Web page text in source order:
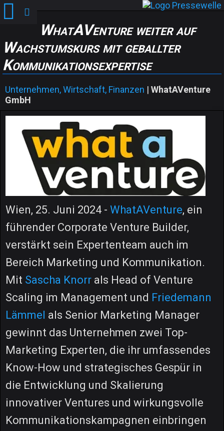
WhatAVenture weiter auf
Wachstumskurs mit geballter
Kommunikationsexpertise
Unternehmen, Wirtschaft, Finanzen | WhatAVenture
GmbH
Wien, 25. Juni 2024 - WhatAVenture, ein
führender Corporate Venture Builder,
verstärkt sein Expertenteam auch im
Bereich Marketing und Kommunikation.
Mit Sascha Knorr als Head of Venture
Scaling im Management und Friedemann
Lämmel als Senior Marketing Manager
gewinnt das Unternehmen zwei Top-
Marketing Experten, die ihr umfassendes
Know-How und strategisches Gespür in
die Entwicklung und Skalierung
innovativer Ventures und wirkungsvolle
Kommunikationskampagnen einbringen